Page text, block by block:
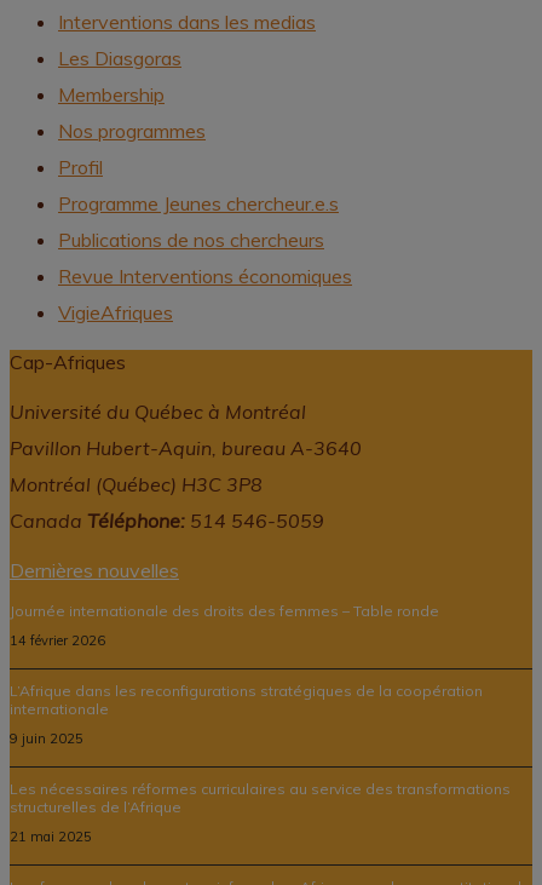
Interventions dans les medias
Les Diasgoras
Membership
Nos programmes
Profil
Programme Jeunes chercheur.e.s
Publications de nos chercheurs
Revue Interventions économiques
VigieAfriques
Cap-Afriques
Université du Québec à Montréal
Pavillon Hubert-Aquin, bureau A-3640
Montréal (Québec) H3C 3P8
Canada Téléphone: 514 546-5059
Dernières nouvelles
Journée internationale des droits des femmes – Table ronde
14 février 2026
L’Afrique dans les reconfigurations stratégiques de la coopération
internationale
9 juin 2025
Les nécessaires réformes curriculaires au service des transformations
structurelles de l’Afrique
21 mai 2025